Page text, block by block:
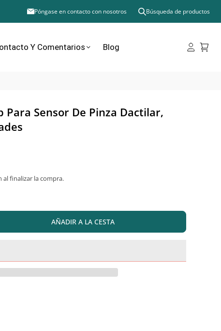
Póngase en contacto con nosotros Búsqueda de productos
Y Comentarios Blog
Para Sensor De Pinza Dactilar,
al finalizar la compra.
AÑADIR A LA CESTA